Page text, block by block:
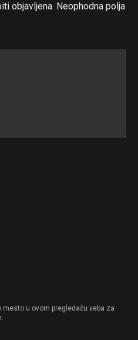
objavljena. Neophodna polja
mesto u ovom pregledaču veba za